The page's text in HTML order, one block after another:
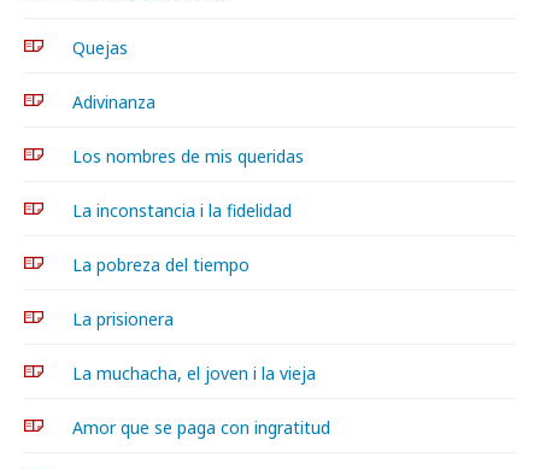
Quejas
Adivinanza
Los nombres de mis queridas
La inconstancia i la fidelidad
La pobreza del tiempo
La prisionera
La muchacha, el joven i la vieja
Amor que se paga con ingratitud